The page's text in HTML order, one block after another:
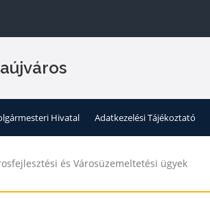
Hivatal Adatkezelési Tájékoztató
és Városüzemeltetési ügyek